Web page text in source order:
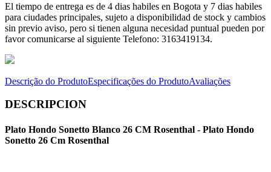
El tiempo de entrega es de 4 dias habiles en Bogota y 7 dias habiles
para ciudades principales, sujeto a disponibilidad de stock y cambios
sin previo aviso, pero si tienen alguna necesidad puntual pueden por
favor comunicarse al siguiente Telefono: 3163419134.
Descrição do ProdutoEspecificações do ProdutoAvaliações
DESCRIPCION
Plato Hondo Sonetto Blanco 26 CM Rosenthal - Plato Hondo
Sonetto 26 Cm Rosenthal